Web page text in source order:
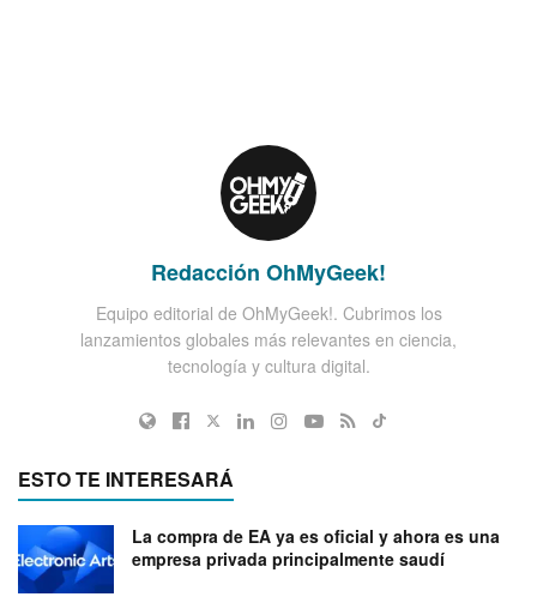
Redacción OhMyGeek!
Equipo editorial de OhMyGeek!. Cubrimos los
lanzamientos globales más relevantes en ciencia,
tecnología y cultura digital.
ESTO TE INTERESARÁ
La compra de EA ya es oficial y ahora es una
empresa privada principalmente saudí